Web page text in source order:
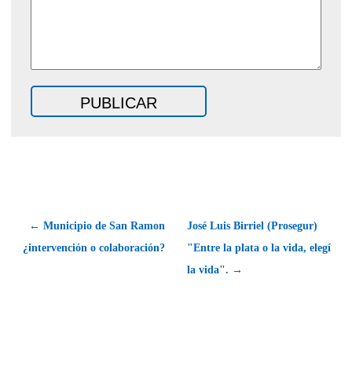
← Municipio de San Ramon
¿intervención o colaboración?
José Luis Birriel (Prosegur)
"Entre la plata o la vida, elegí
la vida". →